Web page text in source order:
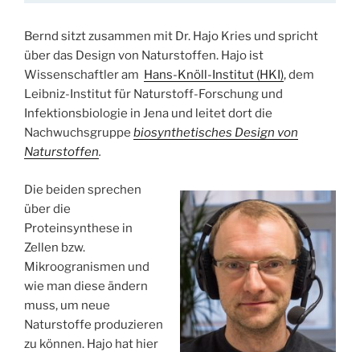
Bernd sitzt zusammen mit Dr. Hajo Kries und spricht
über das Design von Naturstoffen. Hajo ist
Wissenschaftler am Hans-Knöll-Institut (HKI), dem
Leibniz-Institut für Naturstoff-Forschung und
Infektionsbiologie in Jena und leitet dort die
Nachwuchsgruppe biosynthetisches Design von
Naturstoffen.
Die beiden sprechen
über die
Proteinsynthese in
Zellen bzw.
Mikroogranismen und
wie man diese ändern
muss, um neue
Naturstoffe produzieren
zu können. Hajo hat hier